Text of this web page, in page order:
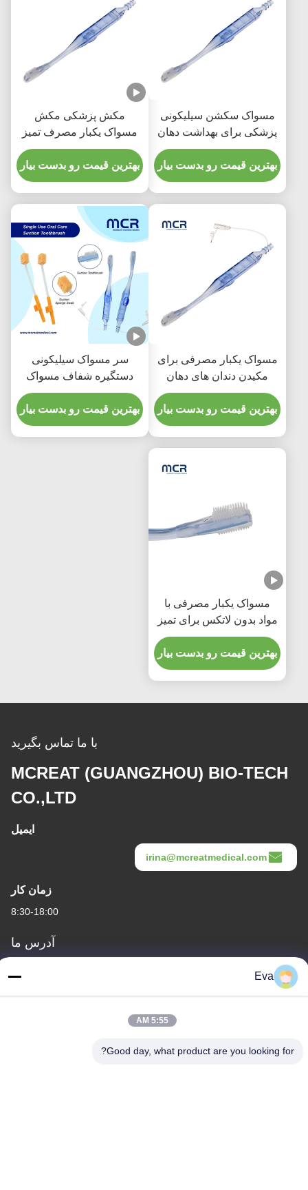
مسواک سکشن سیلیکونی
پزشکی برای بهداشت دهان
بهترین قیمت رو بدست بیار
مکش پزشکی مکش
مسواک یکبار مصرف تمیز
کردن دهان برای بزرگسالان
بهترین قیمت رو بدست بیار
مسواک یکبار مصرفی برای
مکیدن دندان های دهان
تجهیزات پزشکی
بهترین قیمت رو بدست بیار
سر مسواک سیلیکونی
دستگیره شفاف مسواک
مکش برای محصولات
پرستاری
بهترین قیمت رو بدست بیار
مسواک یکبار مصرفی با
مواد بدون لاتکس برای تمیز
کردن آسان دهان
بهترین قیمت رو بدست بیار
با ما تماس بگیرید
MCREAT (GUANGZHOU) BIO-TECH
CO.,LTD
ایمیل
irina@mcreatmedical.com
زمان کار
8:30-18:00
آدرس ما
آدرس
Eva
5:55 AM
Good day, what product are you looking for?